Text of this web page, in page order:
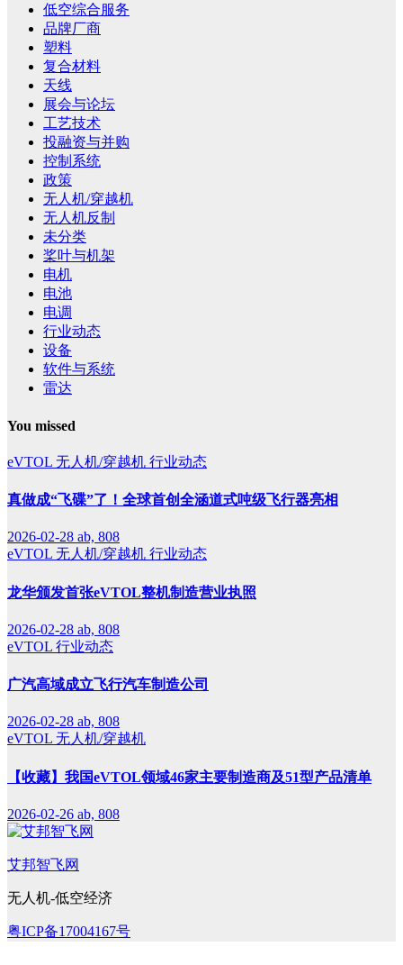
低空综合服务
品牌厂商
塑料
复合材料
天线
展会与论坛
工艺技术
投融资与并购
控制系统
政策
无人机/穿越机
无人机反制
未分类
桨叶与机架
电机
电池
电调
行业动态
设备
软件与系统
雷达
You missed
eVTOL 无人机/穿越机 行业动态
真做成“飞碟”了！全球首创全涵道式吨级飞行器亮相
2026-02-28 ab, 808
eVTOL 无人机/穿越机 行业动态
龙华颁发首张eVTOL整机制造营业执照
2026-02-28 ab, 808
eVTOL 行业动态
广汽高域成立飞行汽车制造公司
2026-02-28 ab, 808
eVTOL 无人机/穿越机
【收藏】我国eVTOL领域46家主要制造商及51型产品清单
2026-02-26 ab, 808
艾邦智飞网
无人机-低空经济
粤ICP备17004167号